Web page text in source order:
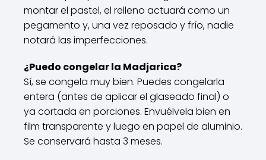
montar el pastel, el relleno actuará como un
pegamento y, una vez reposado y frío, nadie
notará las imperfecciones.
¿Puedo congelar la Madjarica?
Sí, se congela muy bien. Puedes congelarla
entera (antes de aplicar el glaseado final) o
ya cortada en porciones. Envuélvela bien en
film transparente y luego en papel de aluminio.
Se conservará hasta 3 meses.